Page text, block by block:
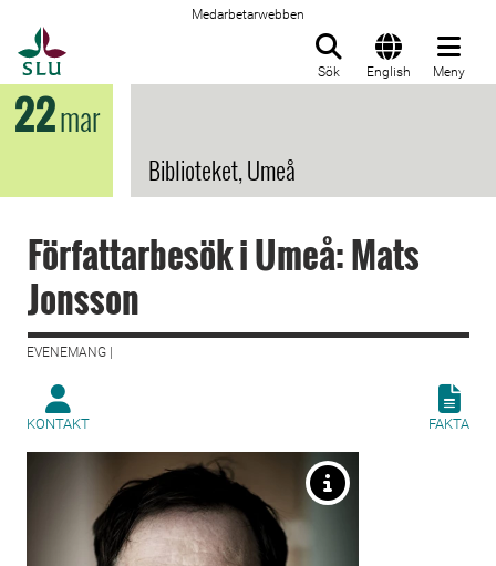
Medarbetarwebben
Sök English Meny
22mar
Biblioteket, Umeå
Författarbesök i Umeå: Mats
Jonsson
EVENEMANG |
KONTAKT FAKTA